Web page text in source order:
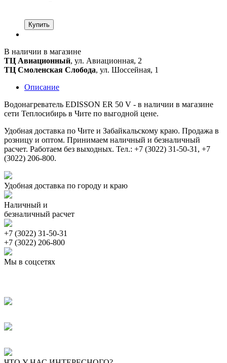
Купить
В наличии в магазине
ТЦ Авиационный, ул. Авиационная, 2
ТЦ Смоленская Слобода, ул. Шоссейная, 1
Описание
Водонагреватель EDISSON ER 50 V - в наличии в магазине
сети Теплосибирь в Чите по выгодной цене.
Удобная доставка по Чите и Забайкальскому краю. Продажа в
розницу и оптом. Принимаем наличный и безналичный
расчет. Работаем без выходных. Тел.: +7 (3022) 31-50-31, +7
(3022) 206-800.
Удобная доставка по городу и краю
Наличный и
безналичный расчет
+7 (3022) 31-50-31
+7 (3022) 206-800
Мы в соцсетях